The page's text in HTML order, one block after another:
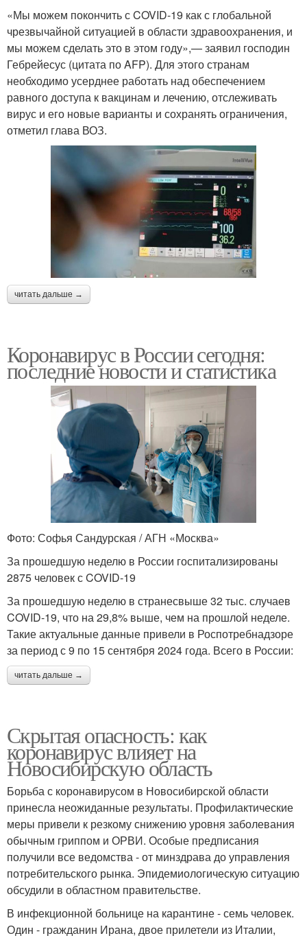
«Мы можем покончить с COVID-19 как с глобальной
чрезвычайной ситуацией в области здравоохранения, и
мы можем сделать это в этом году»,— заявил господин
Гебрейесус (цитата по AFP). Для этого странам
необходимо усерднее работать над обеспечением
равного доступа к вакцинам и лечению, отслеживать
вирус и его новые варианты и сохранять ограничения,
отметил глава ВОЗ.
читать дальше →
Коронавирус в России сегодня:
последние новости и статистика
Фото: Софья Сандурская / АГН «Москва»
За прошедшую неделю в России госпитализированы
2875 человек с COVID-19
За прошедшую неделю в странесвыше 32 тыс. случаев
COVID-19, что на 29,8% выше, чем на прошлой неделе.
Такие актуальные данные привели в Роспотребнадзоре
за период с 9 по 15 сентября 2024 года. Всего в России:
читать дальше →
Скрытая опасность: как
коронавирус влияет на
Новосибирскую область
Борьба с коронавирусом в Новосибирской области
принесла неожиданные результаты. Профилактические
меры привели к резкому снижению уровня заболевания
обычным гриппом и ОРВИ. Особые предписания
получили все ведомства - от минздрава до управления
потребительского рынка. Эпидемиологическую ситуацию
обсудили в областном правительстве.
В инфекционной больнице на карантине - семь человек.
Один - гражданин Ирана, двое прилетели из Италии,